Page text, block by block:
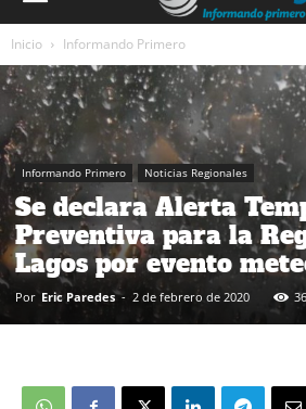
Inicio Informando Primero
Informando Primero Noticias Regionales
Se declara Alerta
Preventiva para la
Lagos por evento
Por Eric Paredes - 2 de febrero de 2020